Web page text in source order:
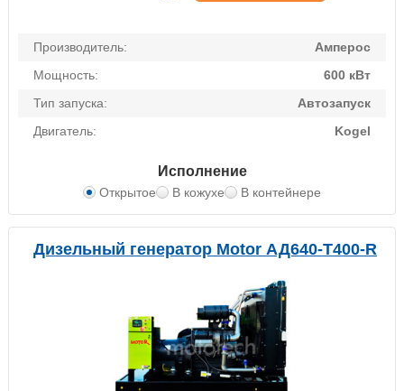
Производитель:
Амперос
Мощность:
600 кВт
Тип запуска:
Автозапуск
Двигатель:
Kogel
Исполнение
Открытое В кожухе В контейнере
Дизельный генератор Motor АД640-Т400-R